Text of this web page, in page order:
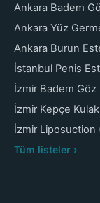
Ankara Badem
Ankara Yüz
Ankara Burun
İstanbul Penis
İzmir Badem Göz
İzmir Kepçe
İzmir Liposuction
Tüm listeler ›